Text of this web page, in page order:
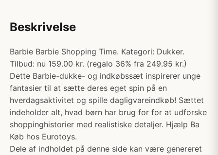
Beskrivelse
Barbie Barbie Shopping Time. Kategori: Dukker.
Tilbud: nu 159.00 kr. (regalo 36% fra 249.95 kr.)
Dette Barbie-dukke- og indkøbssæt inspirerer unge
fantasier til at sætte deres eget spin på en
hverdagsaktivitet og spille dagligvareindkøb! Sættet
indeholder alt, hvad børn har brug for for at udforske
shoppinghistorier med realistiske detaljer. Hjælp Ba
Køb hos Eurotoys.
Dele af indholdet på denne side kan være genereret